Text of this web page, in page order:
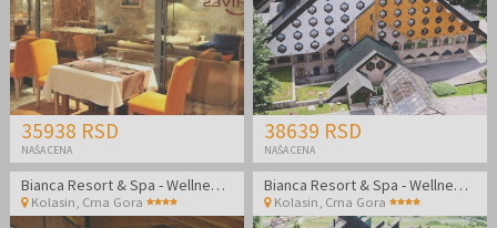
35938 RSD
NAŠA CENA
38639 RSD
NAŠA CENA
Bianca Resort & Spa - Wellness odmor udvoje u planinskoj oazi
Kolasin, Crna Gora
Bianca Resort & Spa - Wellness odmor udvoje u planinskoj oazi
Kolasin, Crna Gora